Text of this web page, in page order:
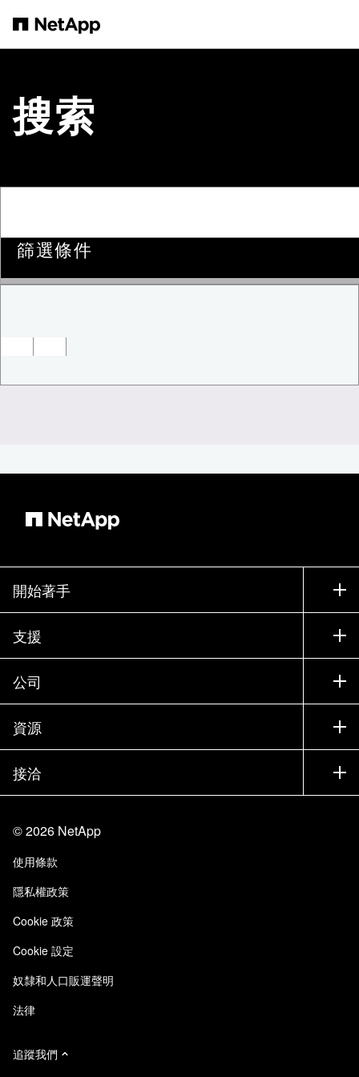
搜索
篩選條件
開始著手
如何購買
聯絡銷售人員
尋找合作夥伴
試用產品
執行簡報
產品（依英文字母順序排列）
支援
支援
訓練
說明文件
知識庫
社群
公司
公司
合作夥伴
工作機會
信任中心
責任與永續
品質認證
NetApp Instaclustr
資源
新聞
活動
部落格
客戶使用經驗
客戶成功案例
接洽
網站意見反應
存取性
電子郵件訂閱
©2026 NetApp
使用條款
隱私權政策
Cookie 政策
Cookie 設定
奴隸和人口販運聲明
法律
追蹤我們